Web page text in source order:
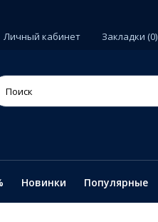
Личный кабинет Закладки (0)
Новинки Популярные